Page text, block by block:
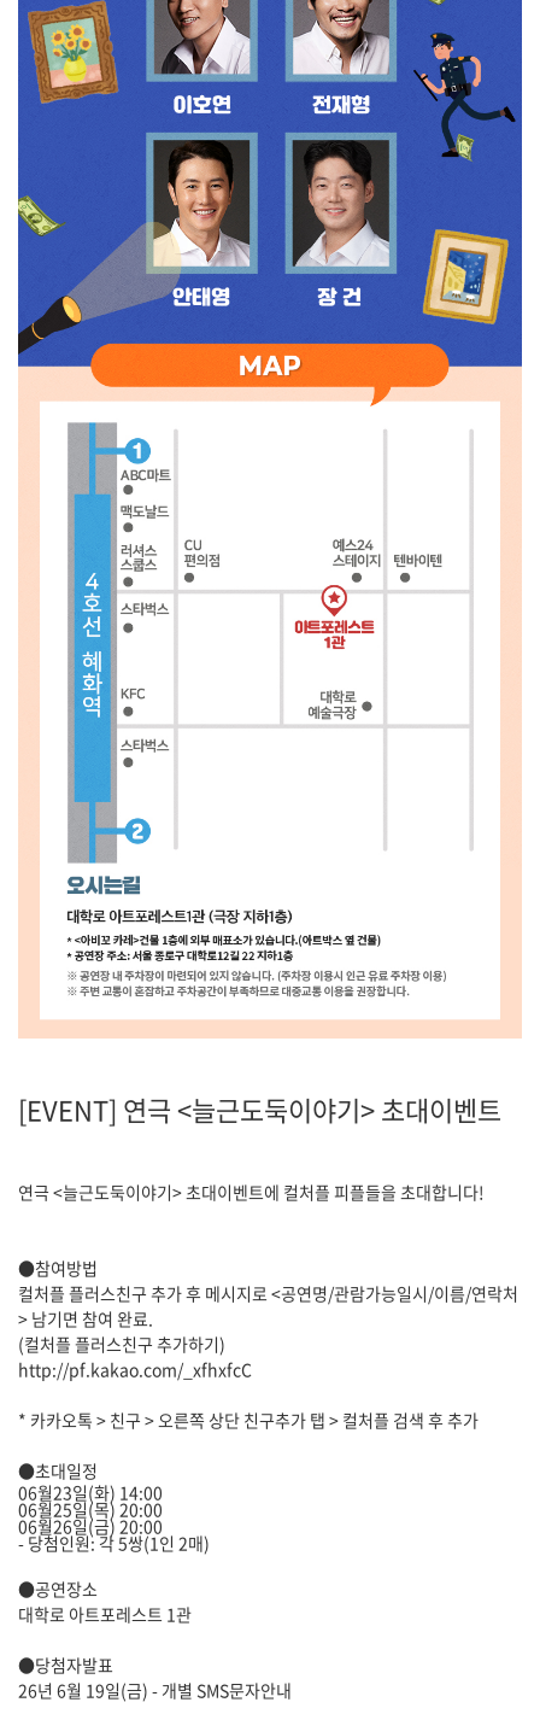
[EVENT] 연극 <늘근도둑이야기> 초대이벤트
연극 <늘근도둑이야기> 초대이벤트에 컬처플 피플들을 초대합니다!
●참여방법
컬처플 플러스친구 추가 후 메시지로 <공연명/관람가능일시/이름/연락처
> 남기면 참여 완료.
(컬처플 플러스친구 추가하기)
http://pf.kakao.com/_xfhxfcC
* 카카오톡 > 친구 > 오른쪽 상단 친구추가 탭 > 컬처플 검색 후 추가
●초대일정
06월23일(화) 14:00
06월25일(목) 20:00
06월26일(금) 20:00
- 당첨인원: 각 5쌍(1인 2매)
●공연장소
대학로 아트포레스트 1관
●당첨자발표
26년 6월 19일(금) - 개별 SMS문자안내